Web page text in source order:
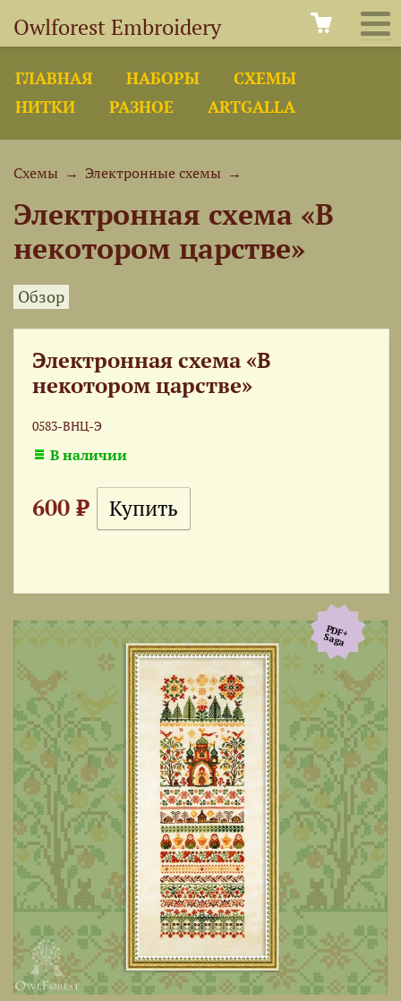
Owlforest Embroidery
ГЛАВНАЯ НАБОРЫ
СХЕМЫ
НИТКИ
РАЗНОЕ ARTGALLA
Схемы → Электронные схемы →
Электронная схема «В
некотором царстве»
Обзор
Электронная схема «В
некотором царстве»
0583-ВНЦ-Э
В наличии
600 ₽
PDF+
Saga